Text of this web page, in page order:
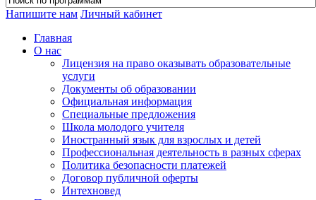
Напишите нам Личный кабинет
Главная
О нас
Лицензия на право оказывать образовательные
услуги
Документы об образовании
Официальная информация
Специальные предложения
Школа молодого учителя
Иностранный язык для взрослых и детей
Профессиональная деятельность в разных сферах
Политика безопасности платежей
Договор публичной оферты
Интехновед